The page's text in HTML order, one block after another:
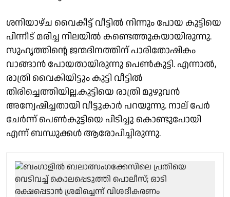
ശനിയാഴ്ച വൈകീട്ട് വീട്ടില്‍ നിന്നും പോയ കുട്ടിയെ
പിന്നീട് മരിച്ച നിലയില്‍ കണ്ടെത്തുകയായിരുന്നു.
സുഹൃത്തിന്റെ ജന്മദിനത്തിന് പാരിതോഷികം
വാങ്ങാന്‍ പോയതായിരുന്നു പെണ്‍കുട്ടി. എന്നാല്‍,
രാത്രി വൈകിയിട്ടും കുട്ടി വീട്ടില്‍
തിരിച്ചെത്തിയില്ല.കുട്ടിയെ രാത്രി മുഴുവന്‍
അന്വേഷിച്ചതായി വീട്ടുകാര്‍ പറയുന്നു. നാല് പേര്‍
ചേര്‍ന്ന് പെണ്‍കുട്ടിയെ പിടിച്ചു കൊണ്ടുപോയി
എന്ന് ബന്ധുക്കൾ ആരോപിച്ചിരുന്നു.